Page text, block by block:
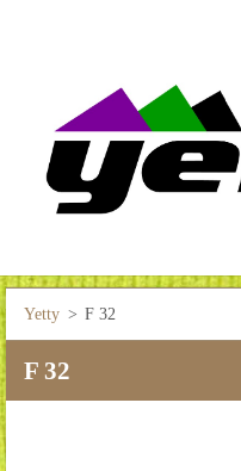
Yetty > F 32
F 32